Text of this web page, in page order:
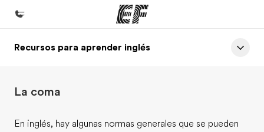
Inicio
Programas
Recursos para aprender inglés
La coma
En inglés, hay algunas normas generales que se pueden